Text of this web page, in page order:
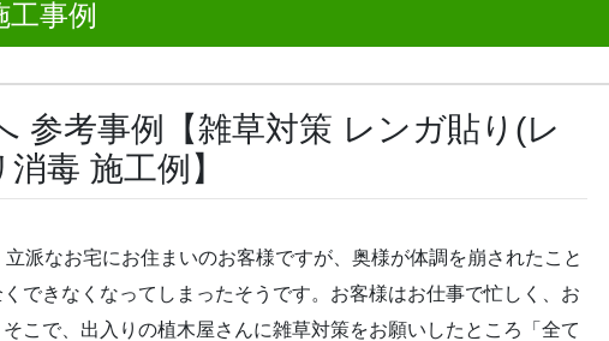
事例
参考事例【雑草対策 レンガ貼り(レ
毒 施工例】
派なお宅にお住まいのお客様ですが、奥様が体調を崩されたこと
できなくなってしまったそうです。お客様はお仕事で忙しく、お
こで、出入りの植木屋さんに雑草対策をお願いしたところ「全て